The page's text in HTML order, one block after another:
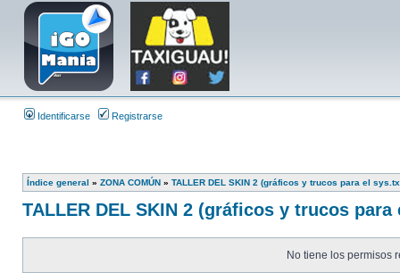
Identificarse Registrarse
Índice general » ZONA COMÚN » TALLER DEL SKIN 2 (gráficos y trucos para el
TALLER DEL SKIN 2 (gráficos y trucos
No tiene los permisos